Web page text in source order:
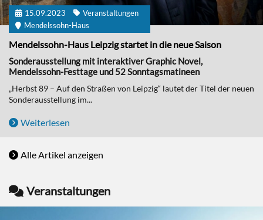
15.09.2023
Veranstaltungen
Mendelssohn-Haus
Mendelssohn-Haus Leipzig startet in die neue Saison
Sonderausstellung mit interaktiver Graphic Novel,
Mendelssohn-Festtage und 52 Sonntagsmatineen
„Herbst 89 – Auf den Straßen von Leipzig“ lautet der Titel der neuen
Sonderausstellung im...
Weiterlesen
Alle Artikel anzeigen
Veranstaltungen